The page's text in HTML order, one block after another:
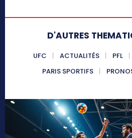
D'AUTRES
UFC ACTUALITÉS PFL
PARIS SPORTIFS